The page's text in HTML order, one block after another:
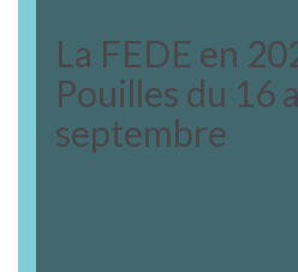
La FEDE en
Pouilles du 16
septembre